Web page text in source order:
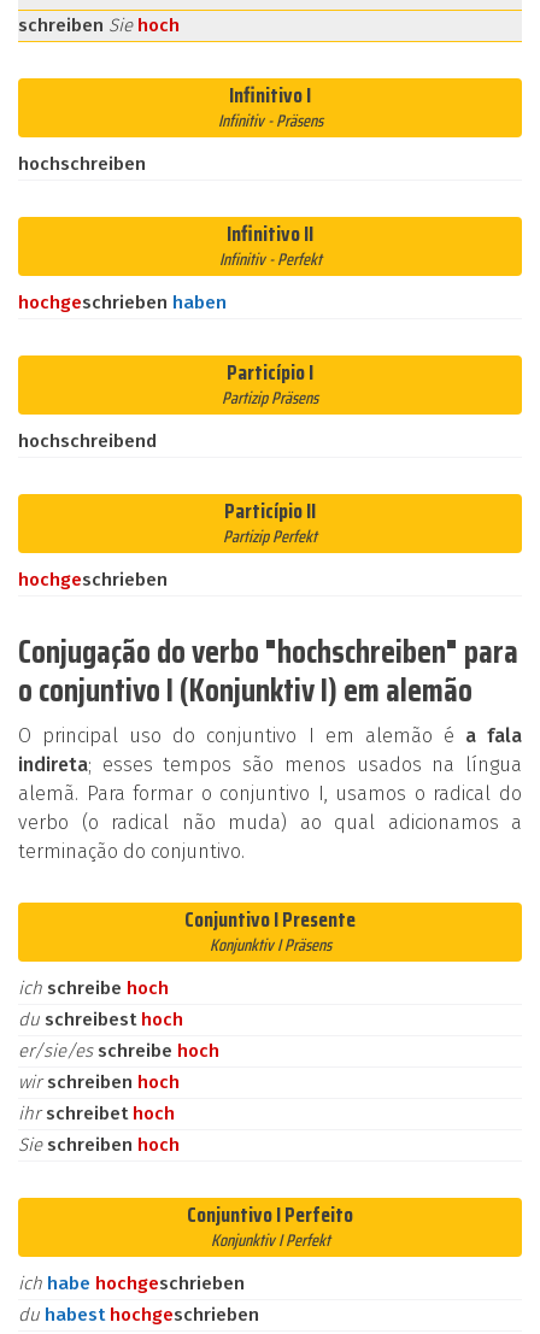
schreiben Sie hoch
Infinitivo I
Infinitiv - Präsens
hochschreiben
Infinitivo II
Infinitiv - Perfekt
hochgeschrieben haben
Particípio I
Partizip Präsens
hochschreibend
Particípio II
Partizip Perfekt
hochgeschrieben
Conjugação do verbo "hochschreiben" para
o conjuntivo I (Konjunktiv I) em alemão
O principal uso do conjuntivo I em alemão é a fala
indireta; esses tempos são menos usados na língua
alemã. Para formar o conjuntivo I, usamos o radical do
verbo (o radical não muda) ao qual adicionamos a
terminação do conjuntivo.
Conjuntivo I Presente
Konjunktiv I Präsens
ich schreibe hoch
du schreibest hoch
er/sie/es schreibe hoch
wirschreiben hoch
ihrschreibet hoch
Sie schreiben hoch
Conjuntivo I Perfeito
Konjunktiv I Perfekt
ich habe hochgeschrieben
du habest hochgeschrieben